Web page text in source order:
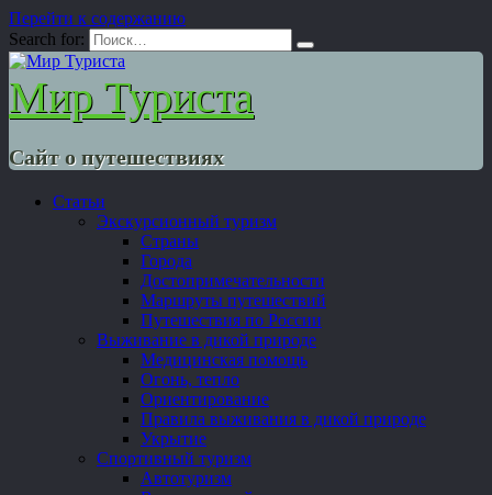
Перейти к содержанию
Search for:
Мир Туриста
Сайт о путешествиях
Статьи
Экскурсионный туризм
Страны
Города
Достопримечательности
Маршруты путешествий
Путешествия по России
Выживание в дикой природе
Медицинская помощь
Огонь, тепло
Ориентирование
Правила выживания в дикой природе
Укрытие
Спортивный туризм
Автотуризм